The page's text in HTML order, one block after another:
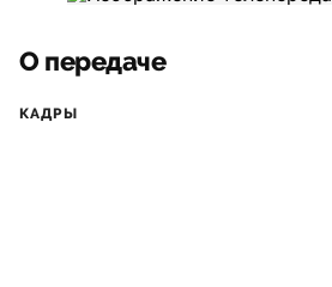
О передаче
КАДРЫ